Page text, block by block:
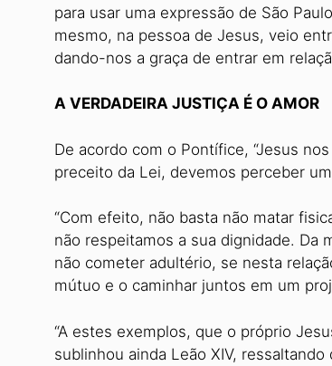
para usar uma expressão de São
mesmo, na pessoa de Jesus, veio
dando-nos a graça de entrar em
A VERDADEIRA JUSTIÇA É O AMOR
De acordo com o Pontífice, “Jesus
preceito da Lei, devemos perceber
“Com efeito, não basta não matar
não respeitamos a sua dignidade. Da
não cometer adultério, se nesta
mútuo e o caminhar juntos em um
“A estes exemplos, que o próprio
sublinhou ainda Leão XIV,